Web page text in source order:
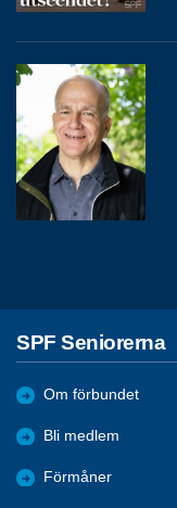
SPF Seniorerna
Om förbundet
Bli medlem
Förmåner